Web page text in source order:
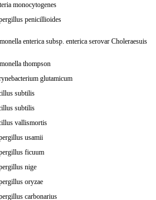
monocytogenes
penicillioides
enterica subsp. enterica serovar Choleraesuis
thompson
glutamicum
subtilis
subtilis
vallismortis
usamii
ficuum
nige
oryzae
carbonarius